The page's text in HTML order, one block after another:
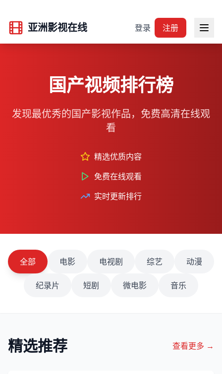
亚洲影视在线 登录 注册
国产视频排行榜
发现最优秀的国产影视作品，免费高清在线观
看
精选优质内容
免费在线观看
实时更新排行
全部 电影 电视剧 综艺 动漫
纪录片 短剧 微电影 音乐
精选推荐 查看更多 →